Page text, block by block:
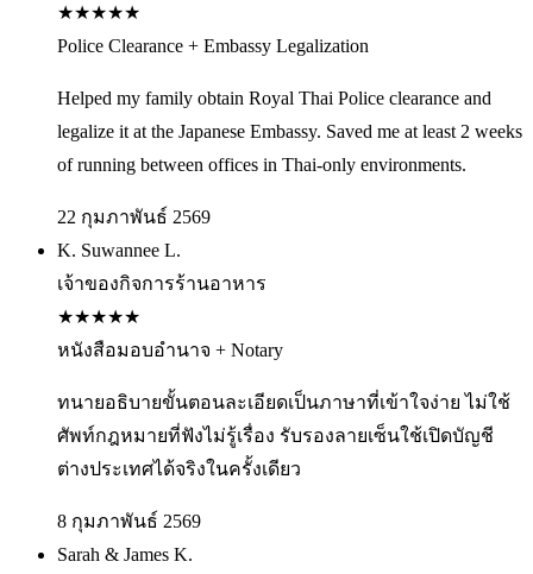
★★★★★
Police Clearance + Embassy Legalization
Helped my family obtain Royal Thai Police clearance and
legalize it at the Japanese Embassy. Saved me at least 2 weeks
of running between offices in Thai-only environments.
22 กุมภาพันธ์ 2569
K. Suwannee L.
เจ้าของกิจการร้านอาหาร
★★★★★
หนังสือมอบอำนาจ + Notary
ทนายอธิบายขั้นตอนละเอียดเป็นภาษาที่เข้าใจง่าย ไม่ใช้
ศัพท์กฎหมายที่ฟังไม่รู้เรื่อง รับรองลายเซ็นใช้เปิดบัญชี
ต่างประเทศได้จริงในครั้งเดียว
8 กุมภาพันธ์ 2569
Sarah & James K.